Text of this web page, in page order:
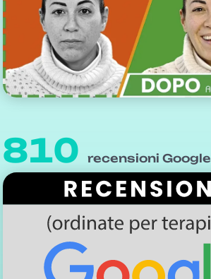
810 recensioni Google